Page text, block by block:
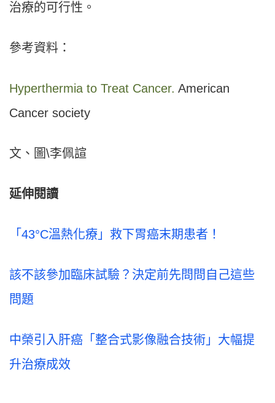
治療的可行性。
參考資料：
Hyperthermia to Treat Cancer. American
Cancer society
文、圖\李佩諠
延伸閱讀
「43°C溫熱化療」救下胃癌末期患者！
該不該參加臨床試驗？決定前先問問自己這些
問題
中榮引入肝癌「整合式影像融合技術」大幅提
升治療成效